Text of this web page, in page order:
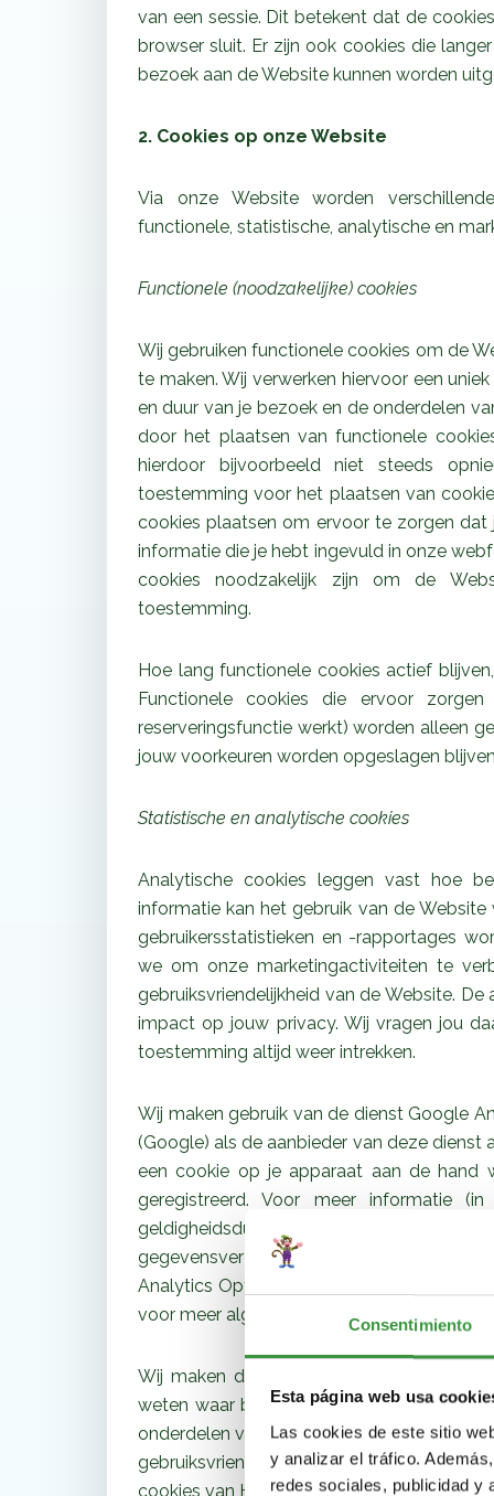
Consentimiento
Esta página web usa
Las cookies de este sitio
y analizar el tráfico.
redes sociales, publicidad y
van een sessie. Dit betekent dat de
browser sluit. Er zijn ook cookies die
bezoek aan de Website kunnen worden
2. Cookies op onze Website
Via onze Website worden
functionele, statistische, analytische en
Functionele (noodzakelijke) cookies
Wij gebruiken functionele cookies om de
te maken. Wij verwerken hiervoor een
en duur van je bezoek en de onderdelen
door het plaatsen van functionele
hierdoor bijvoorbeeld niet steeds
toestemming voor het plaatsen van
cookies plaatsen om ervoor te zorgen
informatie die je hebt ingevuld in onze
cookies noodzakelijk zijn om de
toestemming.
Hoe lang functionele cookies actief
Functionele cookies die ervoor
reserveringsfunctie werkt) worden alleen
jouw voorkeuren worden opgeslagen
Statistische en analytische cookies
Analytische cookies leggen vast hoe
informatie kan het gebruik van de
gebruikersstatistieken en -rapportages
we om onze marketingactiviteiten te
gebruiksvriendelijkheid van de Website.
impact op jouw privacy. Wij vragen jou
toestemming altijd weer intrekken.
Wij maken gebruik van de dienst Google
(Google) als de aanbieder van deze
een cookie op je apparaat aan de hand
geregistreerd. Voor meer informatie
geldigheidsduur, klik
gegevensverzameling in het kader van
Analytics Opt-out Browser Add-on. Klik
voor meer algemene informatie over hoe
Wij maken daarnaast onder andere
weten waar bezoekers van onze Website
onderdelen van de Website worden
gebruiksvriendelijker maken.Klik hier
cookies van Hotjar.